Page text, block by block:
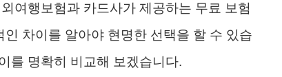
여행보험과 카드사가 제공하는 무료 보험
차이를 알아야 현명한 선택을 할 수 있습
를 명확히 비교해 보겠습니다.